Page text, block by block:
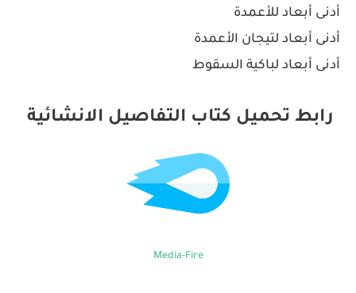
أدنى أبعاد للأعمدة
أدنى أبعاد لتيجان الأعمدة
أدنى أبعاد لباكية السقوط
رابط تحميل كتاب التفاصيل الانشائية
Media-Fire